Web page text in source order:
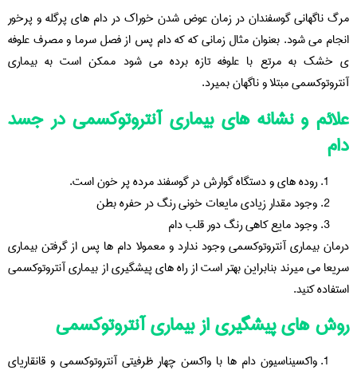
مرگ ناگهانی گوسفندان در زمان عوض شدن خوراک در دام های پرگله و پرخور
انجام می شود. بعنوان مثال زمانی که که دام پس از فصل سرما و مصرف علوفه
ی خشک به مرتع با علوفه تازه برده می شود ممکن است به بیماری
آنتروتوکسمی مبتلا و ناگهان بمیرد.
علائم و نشانه های بیماری آنتروتوکسمی در جسد
دام
روده های و دستگاه گوارش در گوسفند مرده پر خون است.
وجود مقدار زیادی مایعات خونی رنگ در حفره بطن
وجود مایع کاهی رنگ دور قلب دام
درمان بیماری آنتروتوکسمی وجود ندارد و معمولا دام ها پس از گرفتن بیماری
سریعا می میرند بنابراین بهتر است از راه های پیشگیری از بیماری آنتروتوکسمی
استفاده کنید.
روش های پیشگیری از بیماری آنتروتوکسمی
واکسیناسیون دام ها با واکسن چهار ظرفیتی آنتروتوکسمی و قانقاریای